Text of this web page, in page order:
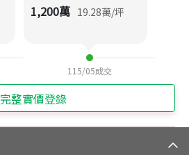
1,200萬 19.28萬/坪
115/05成交
完整實價登錄